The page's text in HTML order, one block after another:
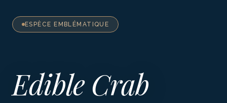
ESPÈCE EMBLÉMATIQUE
Edible Crab